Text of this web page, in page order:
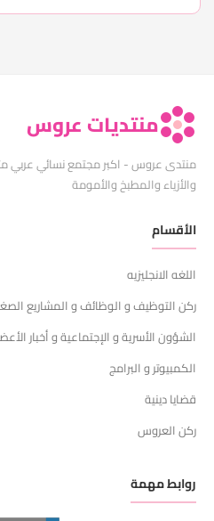
منتديات عروس
منتدى عروس - اكبر مجتمع نسائي عربي
والأزياء والمطبخ والأمومة
الأقسام
اللغه الانجليزيه
ركن التوظيف و الوظائف و المشاريع
الشؤون الأسرية و الإجتماعية و أخبار
الكمبيوتر و البرامج
قضايا دينية
ركن العروس
روابط مهمة